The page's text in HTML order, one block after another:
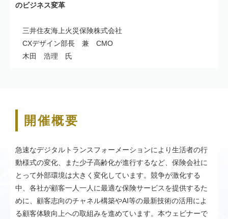
のビジネス変革
三井住友海上火災保険株式会社
CXデザイン部長 兼 CMO
木田 浩理 氏
開催概要
急速なデジタルトランスフォーメーションにより生活者の行
動様式の変化、また少子高齢化が進行するなど、保険会社に
とって外部環境は大きく変化しています。競争が激化する
中、各社が顧客一人一人に最適な保険サービスを提供するた
めに、顧客志向のチャネル構築やAI等の最新技術の活用によ
る顧客体験向上への取組みを進めています。本ウェビナーで